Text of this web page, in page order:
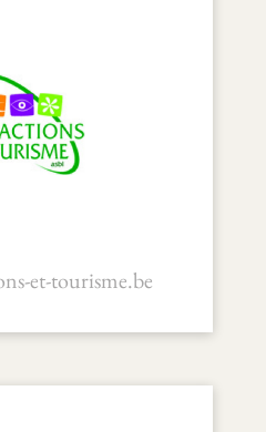
Attractions et Tourisme
et-tourisme.be